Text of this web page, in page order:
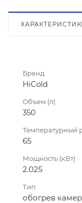
Бренд
HiCold
Объем (л)
350
Температурный
65
Мощность (кВт)
2.025
Тип
обогрев